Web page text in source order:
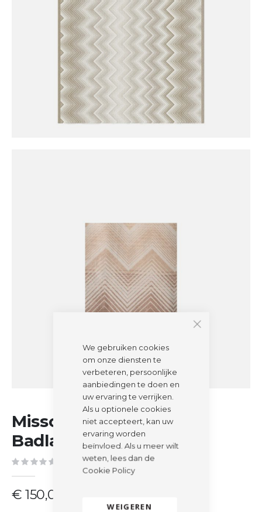
We gebruiken cookies
om onze diensten te
verbeteren, persoonlijke
aanbiedingen te doen en
uw ervaring te verrijken.
Als u optionele cookies
niet accepteert, kan uw
ervaring worden
beïnvloed. Als u meer wilt
weten, lees dan de
Cookie Policy
WEIGEREN
naar
het
begin
de
afbeeldingen-
gallerij
Missoni Home | Marea |
Badlaken | 211
Schrijf de eerste review over dit product
€ 150,00